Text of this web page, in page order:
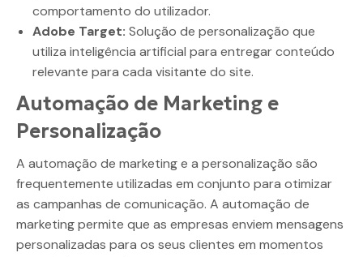
comportamento do utilizador.
Adobe Target: Solução de personalização que
utiliza inteligência artificial para entregar conteúdo
relevante para cada visitante do site.
Automação de Marketing e
Personalização
A automação de marketing e a personalização são
frequentemente utilizadas em conjunto para otimizar
as campanhas de comunicação. A automação de
marketing permite que as empresas enviem mensagens
personalizadas para os seus clientes em momentos